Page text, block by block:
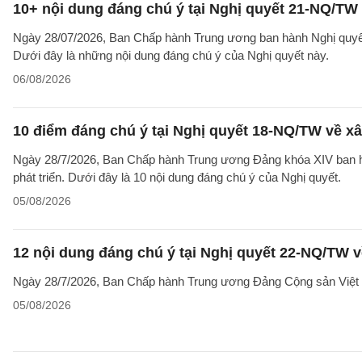
10+ nội dung đáng chú ý tại Nghị quyết 21-NQ/TW
Ngày 28/07/2026, Ban Chấp hành Trung ương ban hành Nghị
Dưới đây là những nội dung đáng chú ý của Nghị quyết này.
06/08/2026
10 điểm đáng chú ý tại Nghị quyết 18-NQ/TW về
Ngày 28/7/2026, Ban Chấp hành Trung ương Đảng khóa XIV
phát triển. Dưới đây là 10 nội dung đáng chú ý của Nghị quyết.
05/08/2026
12 nội dung đáng chú ý tại Nghị quyết 22-NQ/TW
Ngày 28/7/2026, Ban Chấp hành Trung ương Đảng Cộng sản
05/08/2026